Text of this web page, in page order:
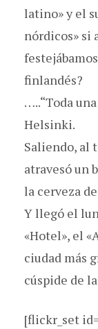
latino» y el
nórdicos» si
finlandés?
…..“Toda
Helsinki.
Saliendo, al
atravesó un
la cerveza
Y llegó el
«Hotel», el
ciudad más
cúspide de
[flickr_set